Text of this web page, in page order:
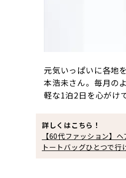
元気いっぱいに各地
本浩未さん。毎月の
軽な1泊2日を心がけ
詳しくはこちら！
【60代ファッション】
トートバッグひとつで